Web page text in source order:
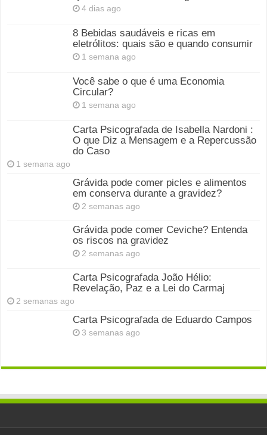
4 dias ago
8 Bebidas saudáveis e ricas em
eletrólitos: quais são e quando consumir
1 semana ago
Você sabe o que é uma Economia
Circular?
1 semana ago
Carta Psicografada de Isabella Nardoni :
O que Diz a Mensagem e a Repercussão
do Caso
1 semana ago
Grávida pode comer picles e alimentos
em conserva durante a gravidez?
2 semanas ago
Grávida pode comer Ceviche? Entenda
os riscos na gravidez
2 semanas ago
Carta Psicografada João Hélio:
Revelação, Paz e a Lei do Carmaj
2 semanas ago
Carta Psicografada de Eduardo Campos
3 semanas ago